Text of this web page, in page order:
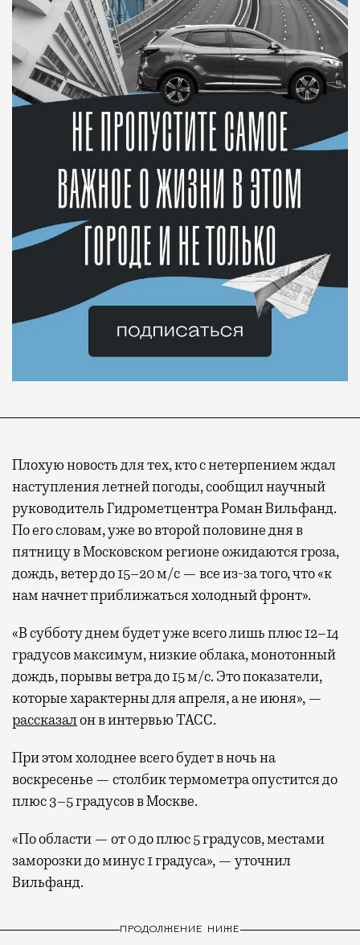
Плохую новость для тех, кто с нетерпением ждал
наступления летней погоды, сообщил научный
руководитель Гидрометцентра Роман Вильфанд.
По его словам, уже во второй половине дня в
пятницу в Московском регионе ожидаются гроза,
дождь, ветер до 15–20 м/с — все из-за того, что «к
нам начнет приближаться холодный фронт».
«В субботу днем будет уже всего лишь плюс 12–14
градусов максимум, низкие облака, монотонный
дождь, порывы ветра до 15 м/с. Это показатели,
которые характерны для апреля, а не июня», —
рассказалон в интервью ТАСС.
При этом холоднее всего будет в ночь на
воскресенье — столбик термометра опустится до
плюс 3–5 градусов в Москве.
«По области — от 0 до плюс 5 градусов, местами
заморозки до минус 1 градуса», — уточнил
Вильфанд.
ПРОДОЛЖЕНИЕ НИЖЕ